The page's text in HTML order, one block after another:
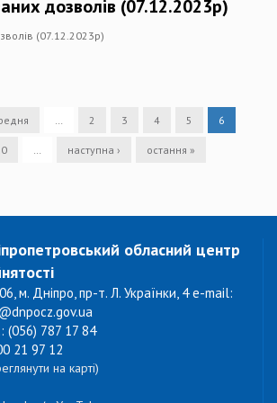
дозволів (07.12.2023р)
(07.12.2023р)
… 2 3 4 5 6
… наступна › остання »
обласний центр
м. Дніпро, пр-т. Л. Українки, 4 e-mail:
(056) 787 17 84
21 97 12
на карті)